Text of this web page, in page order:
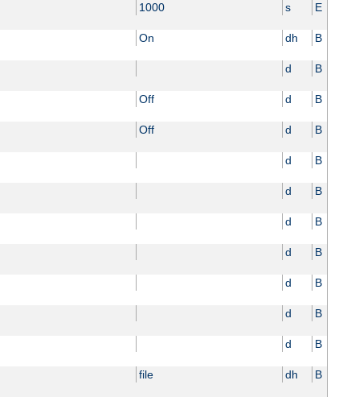
1000 s E
On dh B
d B
Off d B
Off d B
d B
d B
d B
d B
d B
d B
d B
file dh B